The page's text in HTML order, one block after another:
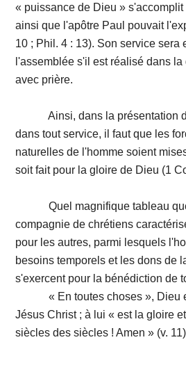
« puissance de Dieu »
ainsi que l'apôtre Paul pouvait
10 ; Phil. 4 : 13). Son service sera
l'assemblée s'il est réalisé dans
avec prière.
Ainsi, dans la présentation
dans tout service, il faut que les
naturelles de l'homme soient
soit fait pour la gloire de Dieu (1
Quel magnifique tableau que
compagnie de chrétiens
pour les autres, parmi lesquels
besoins temporels et les dons de
s'exercent pour la bénédiction de
« En toutes choses », Dieu
Jésus Christ ; à lui « est la gloire
siècles des siècles ! Amen » (v.